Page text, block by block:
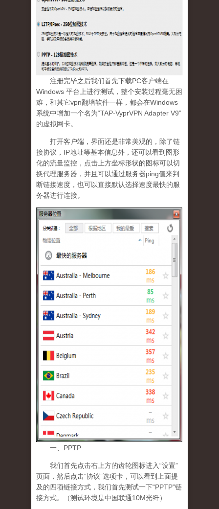
注册完毕之后我们首先下载PC客户端在
Windows 平台上进行测试，整个安装过程毫无困
难，和其它vpn翻墙软件一样，都会在Windows
系统中增加一个名为“TAP-VyprVPN Adapter V9”
的虚拟网卡。
打开客户端，界面还是非常美观的，除了链
接协议，IP地址等基本信息外，还可以看到图形
化的流量监控，点击上方坐标形状的图标可以切
换代理服务器，并且可以通过服务器ping值来判
断链接速度，也可以直接默认选择速度最快的服
务器进行连接。
一、PPTP
我们首先点击右上方的齿轮图标进入“设置”
页面，然后点击“协议”选项卡，可以看到上面提
及的四项链接方式，我们首先测试一下“PPTP”链
接方式。（测试环境是中国联通10M光纤）